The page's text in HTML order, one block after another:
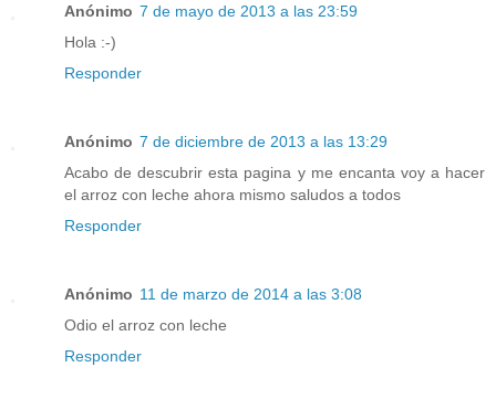
Anónimo 7 de mayo de 2013 a las 23:59
Hola :-)
Responder
Anónimo 7 de diciembre de 2013 a las 13:29
Acabo de descubrir esta pagina y me encanta voy a hacer
el arroz con leche ahora mismo saludos a todos
Responder
Anónimo 11 de marzo de 2014 a las 3:08
Odio el arroz con leche
Responder